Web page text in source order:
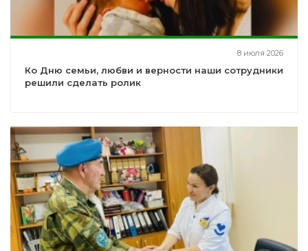
8 июля 2026
Ко Дню семьи, любви и верности наши сотрудники
решили сделать ролик